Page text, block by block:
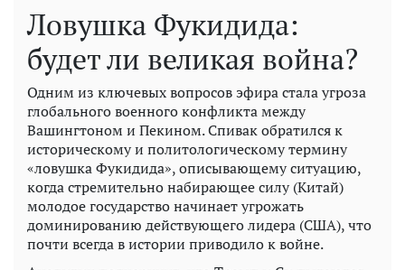
Ловушка Фукидида:
будет ли великая война?
Одним из ключевых вопросов эфира стала угроза
глобального военного конфликта между
Вашингтоном и Пекином. Спивак обратился к
историческому и политологическому термину
«ловушка Фукидида», описывающему ситуацию,
когда стремительно набирающее силу (Китай)
молодое государство начинает угрожать
доминированию действующего лидера (США), что
почти всегда в истории приводило к войне.